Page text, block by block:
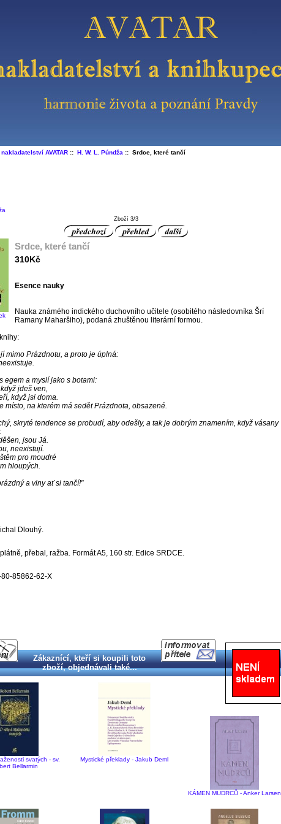
AVATAR:: H. W. L. Púndža :: Srdce, které tančí
Zboží 3/3
Srdce, které tančí
310Kč
Esence nauky
Nauka známého indického duchovního učitele (osobitého následovníka Šrí
Ramany Maharšiho), podaná zhuštěnou literární formou.
mimo Prázdnotu, a proto je úplná:
egem a myslí jako s botami:
jdeš ven,
když jsi doma.
místo, na kterém má sedět Prázdnota, obsazené.
skryté tendence se probudí, aby odešly, a tak je dobrým znamením, když vásany
jsou Já.
neexistují.
pro moudré
hloupých.
a vlny ať si tančí!"
Dlouhý.
přebal, ražba. Formát A5, 160 str. Edice SRDCE.
80-85862-62-X
Zákaznící, kteří si koupili toto
zboží, objednávali také...
svatých - sv.
Bellarmin
Mystické překlady - Jakub Deml
KÁMEN MUDRCŮ - Anker Larsen